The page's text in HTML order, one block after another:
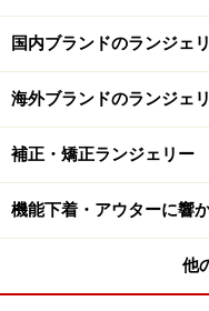
した。
フューチャーブラジャ
１．ワイヤーなしなの
２．肌に優しく、通気
たりがよくアウターに
国内ブランドのランジェ
海外ブランドのランジェ
補正・矯正ランジェリー
機能下着・アウターに響
他